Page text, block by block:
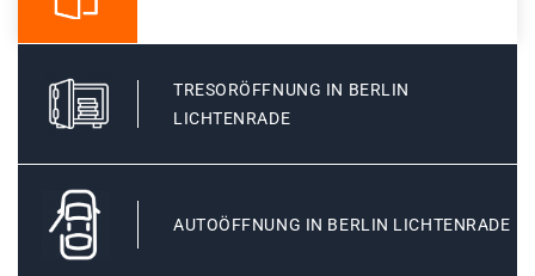
TRESORÖFFNUNG IN BERLIN
LICHTENRADE
AUTOÖFFNUNG IN BERLIN LICHTENRADE